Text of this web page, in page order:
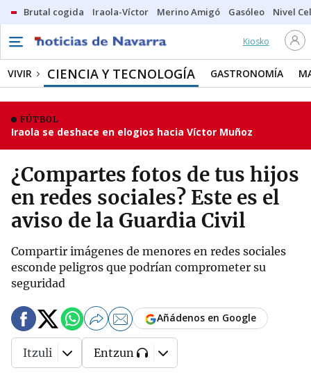
Brutal cogida Iraola-Víctor Merino Amigó Gasóleo Nivel
Kiosko
VIVIR CIENCIA Y TECNOLOGÍA GASTRONOMÍA
FÚTBOL
Iraola se deshace en elogios hacia Víctor Muñoz
¿Compartes fotos de tus hijos
en redes sociales? Este es el
aviso de la Guardia Civil
Compartir imágenes de menores en redes sociales
esconde peligros que podrían comprometer su
seguridad
Añádenos en Google
Itzuli Entzun